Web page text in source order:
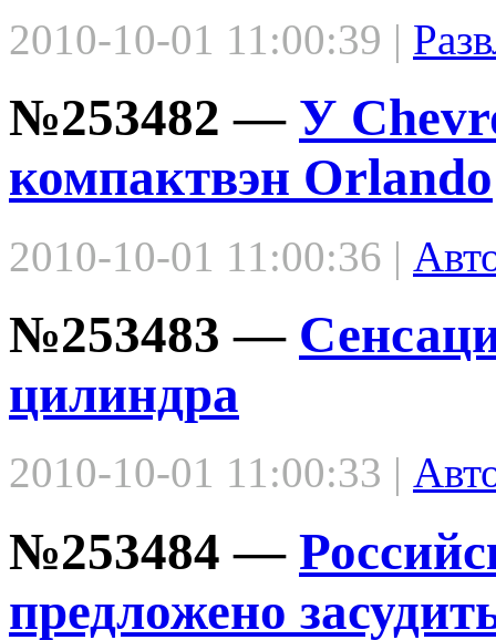
2010-10-01 11:00:39 |
№253482 — У
компактвэн Orlando
2010-10-01 11:00:36 |
№253483 —
цилиндра
2010-10-01 11:00:33 |
№253484 —
предложено